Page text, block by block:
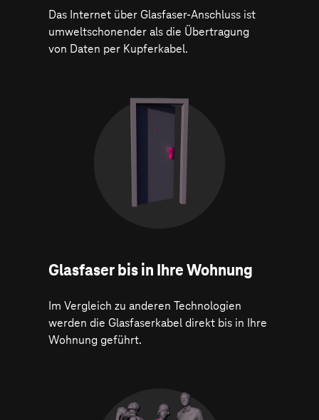
Das Internet über Glasfaser-Anschluss ist
umweltschonender als die Übertragung
von Daten per Kupferkabel.
Glasfaser bis in Ihre Wohnung
Im Vergleich zu anderen Technologien
werden die Glasfaserkabel direkt bis in Ihre
Wohnung geführt.